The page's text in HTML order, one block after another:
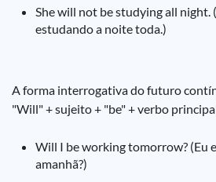
She will not be studying all night.
estudando a noite toda.)
A forma interrogativa do futuro
"Will" + sujeito + "be" + verbo
Will I be working tomorrow? (Eu
amanhã?)